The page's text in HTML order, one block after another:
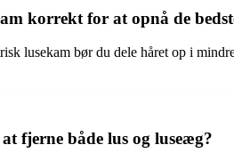
korrekt for at opnå de
lusekam bør du dele håret op i
fjerne både lus og luseæg?